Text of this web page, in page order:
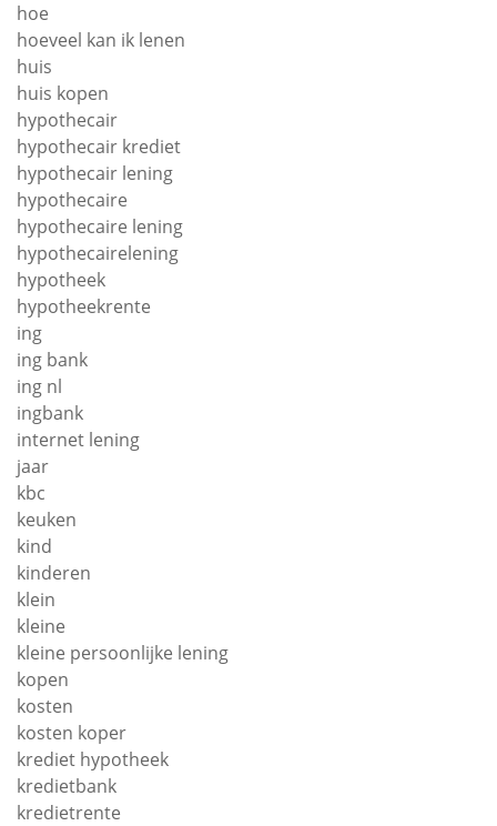
hoe
hoeveel kan ik lenen
huis
huis kopen
hypothecair
hypothecair krediet
hypothecair lening
hypothecaire
hypothecaire lening
hypothecairelening
hypotheek
hypotheekrente
ing
ing bank
ing nl
ingbank
internet lening
jaar
kbc
keuken
kind
kinderen
klein
kleine
kleine persoonlijke lening
kopen
kosten
kosten koper
krediet hypotheek
kredietbank
kredietrente